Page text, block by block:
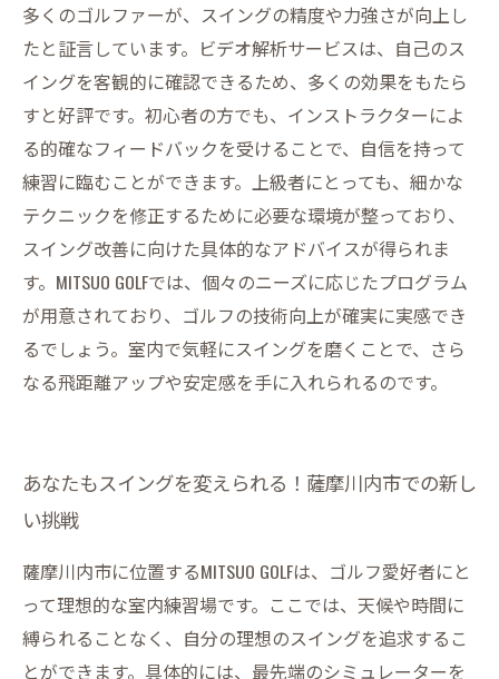
多くのゴルファーが、スイングの精度や力強さが向上し
たと証言しています。ビデオ解析サービスは、自己のス
イングを客観的に確認できるため、多くの効果をもたら
すと好評です。初心者の方でも、インストラクターによ
る的確なフィードバックを受けることで、自信を持って
練習に臨むことができます。上級者にとっても、細かな
テクニックを修正するために必要な環境が整っており、
スイング改善に向けた具体的なアドバイスが得られま
す。MITSUO GOLFでは、個々のニーズに応じたプログラム
が用意されており、ゴルフの技術向上が確実に実感でき
るでしょう。室内で気軽にスイングを磨くことで、さら
なる飛距離アップや安定感を手に入れられるのです。
あなたもスイングを変えられる！薩摩川内市での新し
い挑戦
薩摩川内市に位置するMITSUO GOLFは、ゴルフ愛好者にと
って理想的な室内練習場です。ここでは、天候や時間に
縛られることなく、自分の理想のスイングを追求するこ
とができます。具体的には、最先端のシミュレーターを